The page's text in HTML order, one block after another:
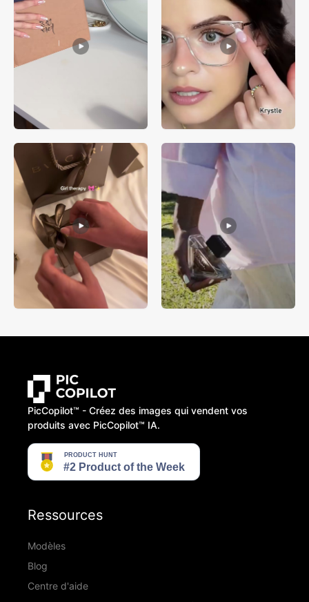
PicCopilot™️ - Créez des images qui vendent vos
produits avec PicCopilot™️ IA.
Ressources
Modèles
Blog
Centre d'aide